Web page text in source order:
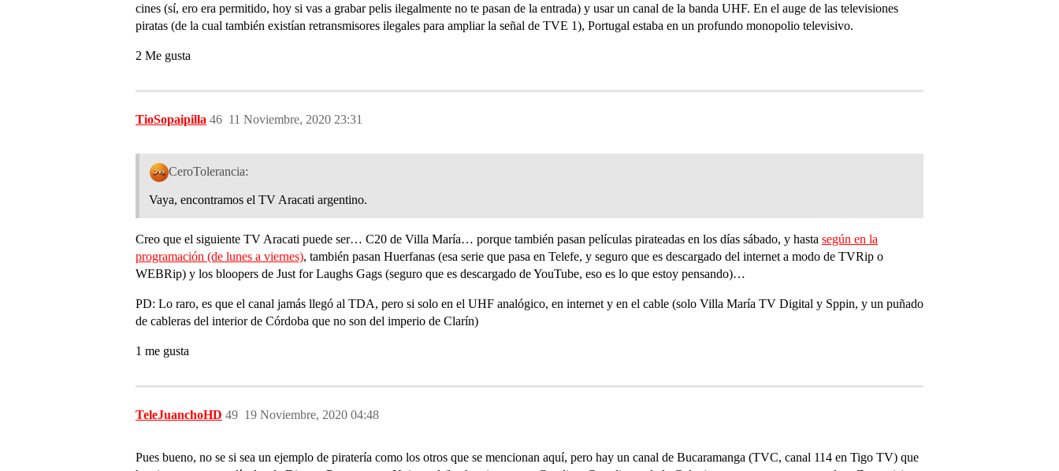
cines (sí, ero era permitido, hoy si vas a grabar pelis ilegalmente no te pasan de la entrada) y usar un canal de la banda UHF. En el auge de las televisiones
piratas (de la cual también existían retransmisores ilegales para ampliar la señal de TVE 1), Portugal estaba en un profundo monopolio televisivo.
2 Me gusta
TioSopaipilla 11 Noviembre, 2020 23:31
46
CeroTolerancia:
Vaya, encontramos el TV Aracati argentino.
Creo que el siguiente TV Aracati puede ser… C20 de Villa María… porque también pasan películas pirateadas en los días sábado, y hasta según en la
programación (de lunes a viernes), también pasan Huerfanas (esa serie que pasa en Telefe, y seguro que es descargado del internet a modo de TVRip o
WEBRip) y los bloopers de Just for Laughs Gags (seguro que es descargado de YouTube, eso es lo que estoy pensando)…
PD: Lo raro, es que el canal jamás llegó al TDA, pero si solo en el UHF analógico, en internet y en el cable (solo Villa María TV Digital y Sppin, y un puñado
de cableras del interior de Córdoba que no son del imperio de Clarín)
1 me gusta
TeleJuanchoHD 19 Noviembre, 2020 04:48
49
Pues bueno, no se si sea un ejemplo de piratería como los otros que se mencionan aquí, pero hay un canal de Bucaramanga (TVC, canal 114 en Tigo TV) que